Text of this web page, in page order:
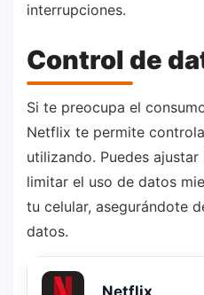
interrupciones.
Control de
Si te preocupa el
Netflix te permite
utilizando. Puedes
limitar el uso de datos
tu celular, asegurándote
datos.